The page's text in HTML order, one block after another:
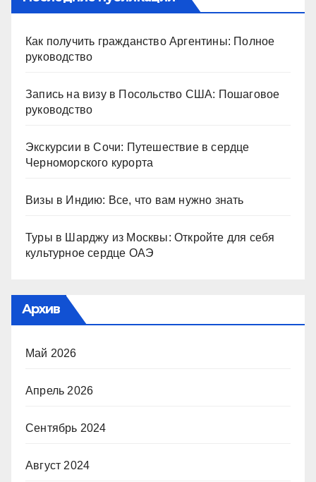
Как получить гражданство Аргентины: Полное
руководство
Запись на визу в Посольство США: Пошаговое
руководство
Экскурсии в Сочи: Путешествие в сердце
Черноморского курорта
Визы в Индию: Все, что вам нужно знать
Туры в Шарджу из Москвы: Откройте для себя
культурное сердце ОАЭ
Архив
Май 2026
Апрель 2026
Сентябрь 2024
Август 2024